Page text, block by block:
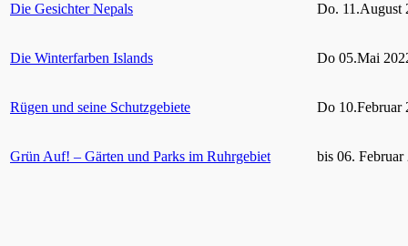
Die Gesichter Nepals Do. 11.August
Die Winterfarben Islands Do 05.Mai
Rügen und seine Schutzgebiete Do 10.Februar
Grün Auf! – Gärten und Parks im Ruhrgebiet bis 06. Februar